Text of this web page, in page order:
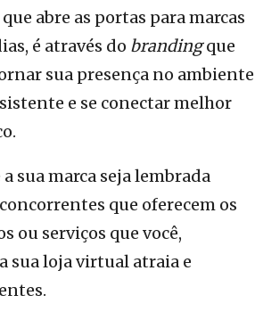
abre as portas para marcas
é através do brandingque
sua presença no ambiente
e se conectar melhor
sua marca seja lembrada
que oferecem os
ou serviços que você,
sua loja virtual atraia e